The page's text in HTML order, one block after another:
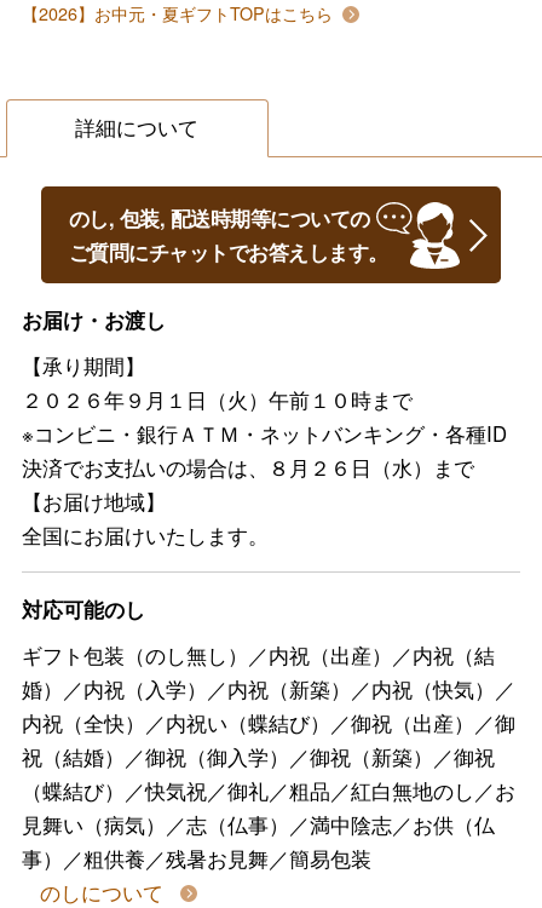
【2026】お中元・夏ギフトTOPはこちら
詳細について
のし, 包装, 配送時期等についての
ご質問にチャットでお答えします。
お届け・お渡し
【承り期間】
２０２６年９月１日（火）午前１０時まで
※コンビニ・銀行ＡＴＭ・ネットバンキング・各種ID
決済でお支払いの場合は、８月２６日（水）まで
【お届け地域】
全国にお届けいたします。
対応可能のし
ギフト包装（のし無し）／内祝（出産）／内祝（結
婚）／内祝（入学）／内祝（新築）／内祝（快気）／
内祝（全快）／内祝い（蝶結び）／御祝（出産）／御
祝（結婚）／御祝（御入学）／御祝（新築）／御祝
（蝶結び）／快気祝／御礼／粗品／紅白無地のし／お
見舞い（病気）／志（仏事）／満中陰志／お供（仏
事）／粗供養／残暑お見舞／簡易包装
のしについて